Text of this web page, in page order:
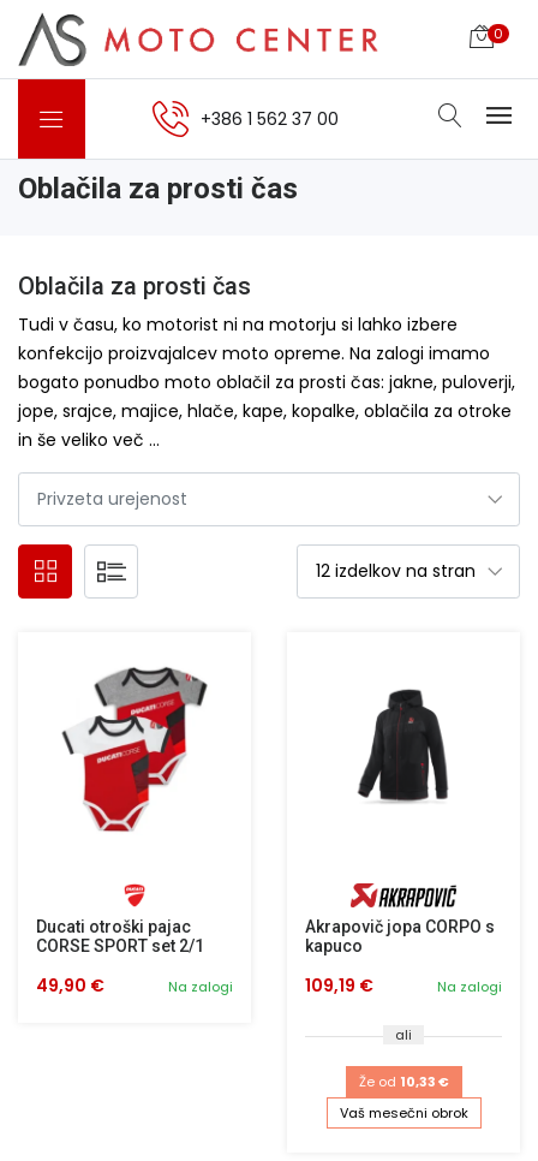
0
+386 1 562 37 00
Oblačila za prosti čas
Oblačila za prosti čas
Tudi v času, ko motorist ni na motorju si lahko izbere
konfekcijo proizvajalcev moto opreme. Na zalogi imamo
bogato ponudbo moto oblačil za prosti čas: jakne, puloverji,
jope, srajce, majice, hlače, kape, kopalke, oblačila za otroke
in še veliko več …
Ducati otroški pajac
CORSE SPORT set 2/1
Na zalogi
49,90 €
Akrapovič jopa CORPO s
kapuco
Na zalogi
109,19 €
ali
Že od 10,33 €
Vaš mesečni obrok